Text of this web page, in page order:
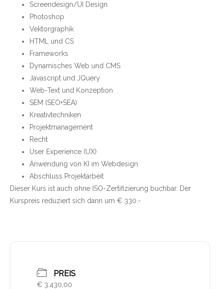
Screendesign/UI Design
Photoshop
Vektorgraphik
HTML und CS
Frameworks
Dynamisches Web und CMS
Javascript und JQuery
Web-Text und Konzeption
SEM (SEO+SEA)
Kreativtechniken
Projektmanagement
Recht
User Experience (UX)
Anwendung von KI im Webdesign
Abschluss Projektarbeit
Dieser Kurs ist auch ohne ISO-Zertifizierung buchbar. Der
Kurspreis reduziert sich dann um € 330.-
PREIS
€ 3.430,00